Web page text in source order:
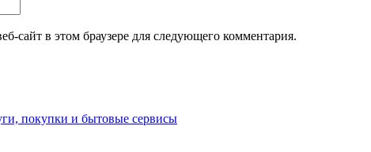
сайт в этом браузере для следующего комментария.
покупки и бытовые сервисы